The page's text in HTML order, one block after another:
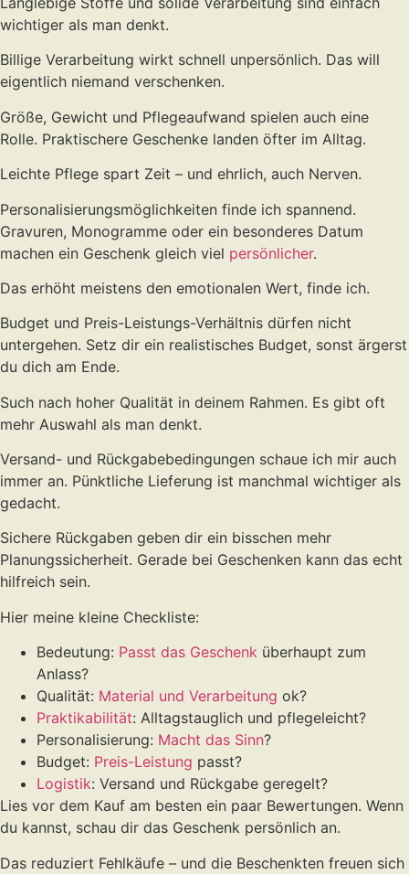
wichtiger als man denkt.
Billige Verarbeitung wirkt schnell unpersönlich. Das will
eigentlich niemand verschenken.
Größe, Gewicht und Pflegeaufwand spielen auch eine
Rolle. Praktischere Geschenke landen öfter im Alltag.
Leichte Pflege spart Zeit – und ehrlich, auch Nerven.
Personalisierungsmöglichkeiten finde ich spannend.
Gravuren, Monogramme oder ein besonderes Datum
machen ein Geschenk gleich viel persönlicher.
Das erhöht meistens den emotionalen Wert, finde ich.
Budget und Preis-Leistungs-Verhältnis dürfen nicht
untergehen. Setz dir ein realistisches Budget, sonst ärgerst
du dich am Ende.
Such nach hoher Qualität in deinem Rahmen. Es gibt oft
mehr Auswahl als man denkt.
Versand- und Rückgabebedingungen schaue ich mir auch
immer an. Pünktliche Lieferung ist manchmal wichtiger als
gedacht.
Sichere Rückgaben geben dir ein bisschen mehr
Planungssicherheit. Gerade bei Geschenken kann das echt
hilfreich sein.
Hier meine kleine Checkliste:
Bedeutung: Passt das Geschenk überhaupt zum
Anlass?
Qualität: Material und Verarbeitung ok?
Praktikabilität: Alltagstauglich und pflegeleicht?
Personalisierung: Macht das Sinn?
Budget: Preis-Leistung passt?
Logistik: Versand und Rückgabe geregelt?
Lies vor dem Kauf am besten ein paar Bewertungen. Wenn
du kannst, schau dir das Geschenk persönlich an.
Das reduziert Fehlkäufe – und die Beschenkten freuen sich